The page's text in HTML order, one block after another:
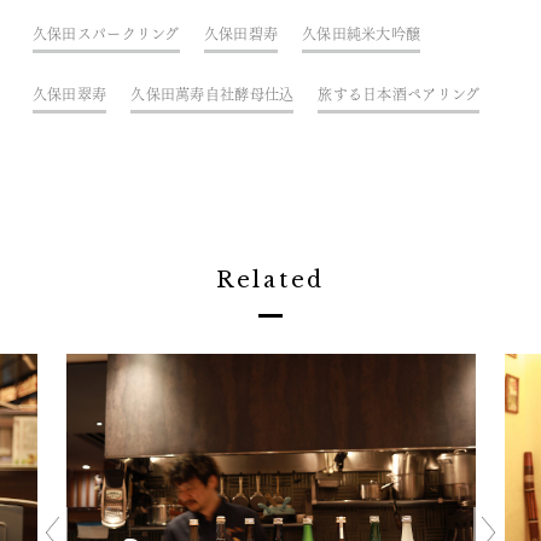
久保田スパークリング 久保田碧寿 久保田純米大吟醸
久保田翠寿 久保田萬寿自社酵母仕込 旅する日本酒ペアリング
Related